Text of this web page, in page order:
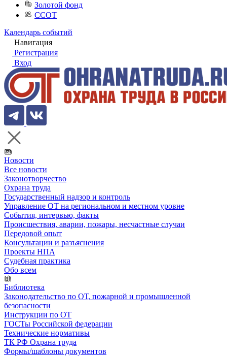
Золотой фонд
ССОТ
Календарь событий
Навигация
Регистрация
Вход
Новости
Все новости
Законотворчество
Охрана труда
Государственный надзор и контроль
Управление ОТ на региональном и местном уровне
События, интервью, факты
Происшествия, аварии, пожары, несчастные случаи
Передовой опыт
Консультации и разъяснения
Проекты НПА
Судебная практика
Обо всем
Библиотека
Законодательство по ОТ, пожарной и промышленной
безопасности
Инструкции по ОТ
ГОСТы Российской федерации
Технические нормативы
ТК РФ Охрана труда
Формы/шаблоны документов